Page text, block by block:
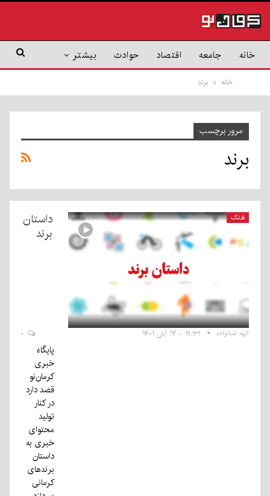
خانه جامعه اقتصاد حوادث بیشتر
خانه برند
مرور برچسب
برند
فنتک
داستان
برند
الهه شبانزاده ۱۹:۳۱ - ۱۷ آبان ۱۴۰۱
پایگاه
خبری
کرمان‌نو
قصد دارد
در کنار
تولید
محتوای
خبری به
داستان
برند‌های
کرمانی